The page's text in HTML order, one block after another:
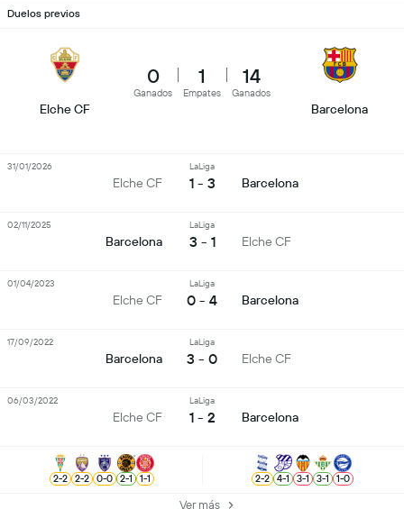
Duelos previos
Elche CF
0
Ganados
1
Empates
14
Ganados
Barcelona
Elche CF
LaLiga
1 - 3 Barcelona
31/01/2026
Barcelona
LaLiga
3 - 1 Elche CF
02/11/2025
Elche CF
LaLiga
0 - 4 Barcelona
01/04/2023
Barcelona
LaLiga
3 - 0 Elche CF
17/09/2022
Elche CF
LaLiga
1 - 2 Barcelona
06/03/2022
2-2 2-2 0-0 2-1 1-1 2-2 4-1 3-1 3-1 1-0
Ver más